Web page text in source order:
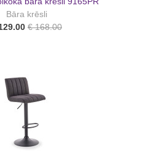
Bāra krēsli
€ 168.00